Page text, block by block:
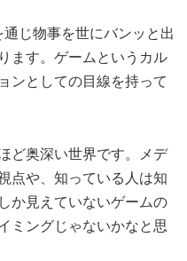
通じ物事を世にバンッと出
ます。ゲームというカル
ンとしての目線を持って
ど奥深い世界です。メデ
点や、知っている人は知
か見えていないゲームの
ミングじゃないかなと思